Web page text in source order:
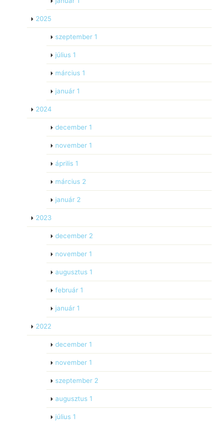
2025
szeptember 1
július 1
március 1
január 1
2024
december 1
november 1
április 1
március 2
január 2
2023
december 2
november 1
augusztus 1
február 1
január 1
2022
december 1
november 1
szeptember 2
augusztus 1
július 1